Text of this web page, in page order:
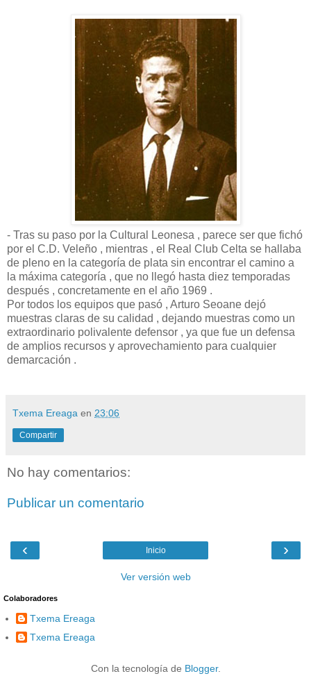
- Tras su paso por la Cultural Leonesa , parece ser que fichó
por el C.D. Veleño , mientras , el Real Club Celta se hallaba
de pleno en la categoría de plata sin encontrar el camino a
la máxima categoría , que no llegó hasta diez temporadas
después , concretamente en el año 1969 .
Por todos los equipos que pasó , Arturo Seoane dejó
muestras claras de su calidad , dejando muestras como un
extraordinario polivalente defensor , ya que fue un defensa
de amplios recursos y aprovechamiento para cualquier
demarcación .
Txema Ereaga en 23:06
Compartir
No hay comentarios:
Publicar un comentario
‹ ›
Inicio
Ver versión web
Colaboradores
Txema Ereaga
Txema Ereaga
Con la tecnología de Blogger.